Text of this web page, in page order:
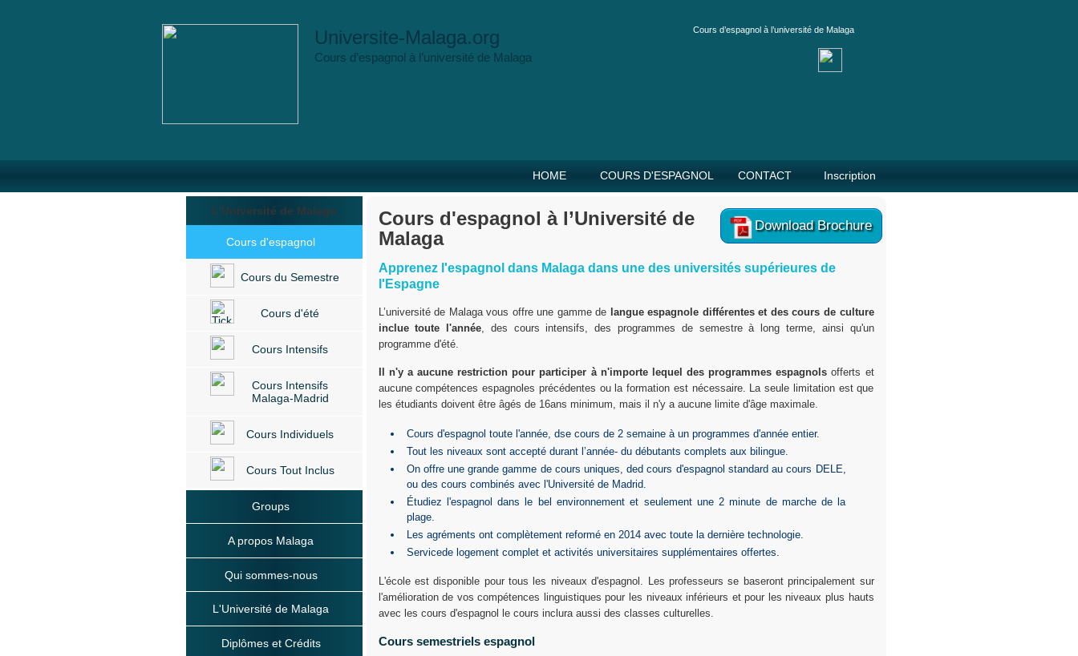
Universite-Malaga.org
Cours d’espagnol à l’université de Malaga
Cours d’espagnol à l’université de Malaga
HOME COURS D'ESPAGNOL CONTACT Inscription
L'Université de Malaga
Cours d'espagnol
Cours du Semestre
Cours d'été
Cours Intensifs
Cours Intensifs
Malaga-Madrid
Cours Individuels
Cours Tout Inclus
Groups
A propos Malaga
Qui sommes-nous
L'Université de Malaga
Diplômes et Crédits
Download Brochure
Cours d'espagnol à l’Université de
Malaga
Apprenez l'espagnol dans Malaga dans une des universités supérieures de
l'Espagne
L’université de Malaga vous offre une gamme de langue espagnole différentes et des cours de culture
inclue toute l'année, des cours intensifs, des programmes de semestre à long terme, ainsi qu'un
programme d'été.
Il n'y a aucune restriction pour participer à n'importe lequel des programmes espagnols offerts et
aucune compétences espagnoles précédentes ou la formation est nécessaire. La seule limitation est que
les étudiants doivent être âgés de 16ans minimum, mais il n'y a aucune limite d'âge maximale.
Cours d'espagnol toute l'année, dse cours de 2 semaine à un programmes d'année entier.
Tout les niveaux sont accepté durant l’année- du débutants complets aux bilingue.
On offre une grande gamme de cours uniques, ded cours d'espagnol standard au cours DELE,
ou des cours combinés avec l'Université de Madrid.
Étudiez l'espagnol dans le bel environnement et seulement une 2 minute de marche de la
plage.
Les agréments ont complètement reformé en 2014 avec toute la dernière technologie.
Servicede logement complet et activités universitaires supplémentaires offertes.
L'école est disponible pour tous les niveaux d'espagnol. Les professeurs se baseront principalement sur
l'amélioration de vos compétences linguistiques pour les niveaux inférieurs et pour les niveaux plus hauts
avec les cours d'espagnol le cours inclura aussi des classes culturelles.
Cours semestriels espagnol